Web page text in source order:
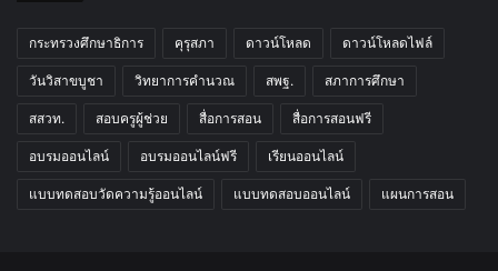
กระทรวงศึกษาธิการ คุรุสภา ดาวน์โหลด ดาวน์โหลดไฟล์
วันวิสาขบูชา วิทยาการคำนวณ สพฐ. สภาการศึกษา
สสวท. สอบครูผู้ช่วย สื่อการสอน สื่อการสอนฟรี
อบรมออนไลน์ อบรมออนไลน์ฟรี เรียนออนไลน์
แบบทดสอบวัดความรู้ออนไลน์ แบบทดสอบออนไลน์ แผนการสอน